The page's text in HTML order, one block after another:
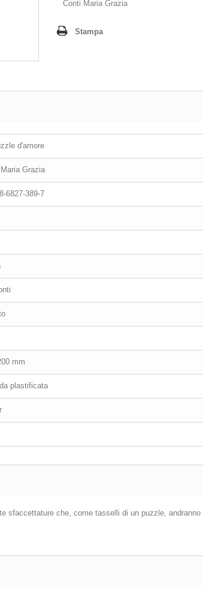
Conti Maria Grazia
Stampa
d'amore
Grazia
6827-389-7
mm
plastificata
sfaccettature che, come tasselli di un puzzle,